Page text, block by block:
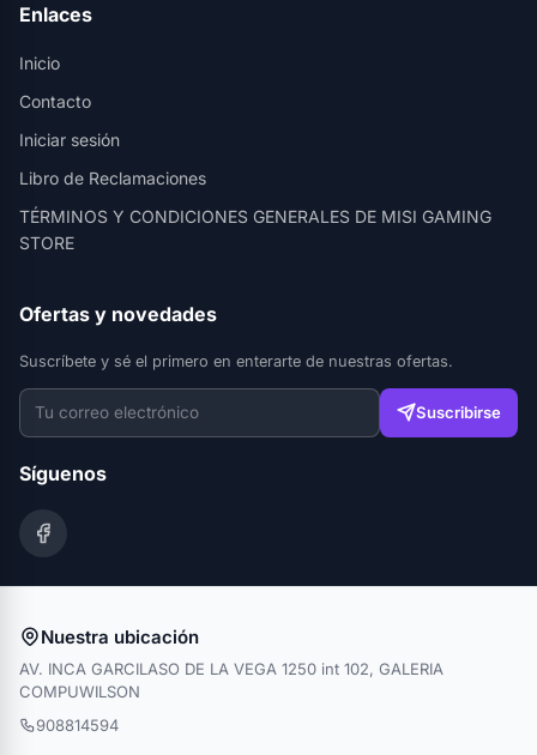
Enlaces
Inicio
Contacto
Iniciar sesión
Libro de Reclamaciones
TÉRMINOS Y CONDICIONES GENERALES DE MISI GAMING
STORE
Ofertas y novedades
Suscríbete y sé el primero en enterarte de nuestras ofertas.
Suscribirse
Síguenos
Nuestra ubicación
AV. INCA GARCILASO DE LA VEGA 1250 int 102, GALERIA
COMPUWILSON
908814594